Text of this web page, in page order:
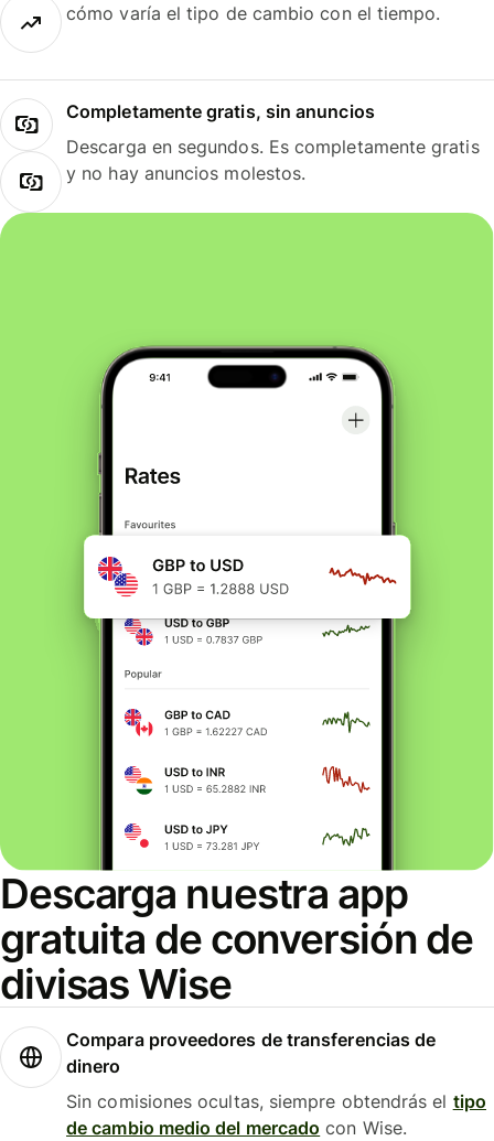
cómo varía el tipo de cambio con el tiempo.
Completamente gratis, sin anuncios
Descarga en segundos. Es completamente gratis
y no hay anuncios molestos.
Descarga nuestra app
gratuita de conversión de
divisas Wise
Compara proveedores de transferencias de
dinero
Sin comisiones ocultas, siempre obtendrás el tipo
de cambio medio del mercado con Wise.